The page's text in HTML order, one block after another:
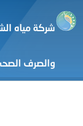
شركة مياه
والصرف